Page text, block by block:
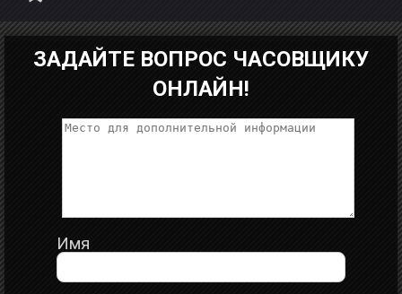
ЗАДАЙТЕ ВОПРОС ЧАСОВЩИКУ
ОНЛАЙН!
Имя